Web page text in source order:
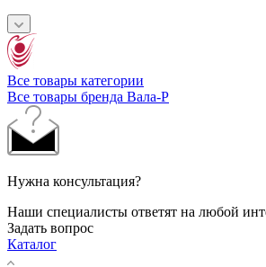
Все товары категории
Все товары бренда Вала-Р
Нужна консультация?
Наши специалисты ответят на любой
Задать вопрос
Каталог